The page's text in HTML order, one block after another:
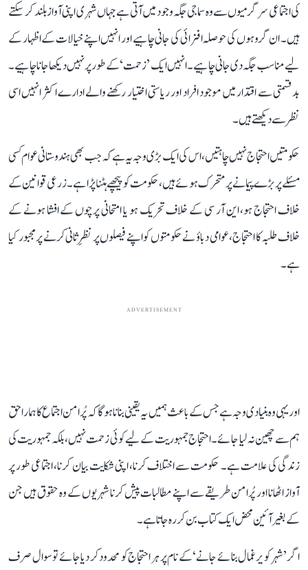
کی اجتماعی سرگرمیوں سے وہ سماجی جگہ وجود میں آتی ہے جہاں شہری اپنی آواز بلند کر سکتے
ہیں۔ ان گروہوں کی حوصلہ افزائی کی جانی چاہیے اور انہیں اپنے خیالات کے اظہار کے
لیے مناسب جگہ دی جانی چاہیے۔ انہیں ایک ’زحمت‘ کے طور پر نہیں دیکھا جانا چاہیے۔
بدقسمتی سے اقتدار میں موجود افراد اور ریاستی اختیار رکھنے والے ادارے اکثر انہیں اسی
نظر سے دیکھتے ہیں۔
حکومتیں احتجاج نہیں چاہتیں، اس کی ایک بڑی وجہ یہ ہے کہ جب بھی ہندوستانی عوام کسی
مسئلے پر بڑے پیمانے پر متحرک ہوئے ہیں، حکومت کو پیچھے ہٹنا پڑا ہے۔ زرعی قوانین کے
خلاف احتجاج ہو، این آر سی کے خلاف تحریک ہو یا امتحانی پرچوں کے افشا ہونے کے
خلاف طلبہ کا احتجاج، عوامی دباؤ نے حکومتوں کو اپنے فیصلوں پر نظرِ ثانی کرنے پر مجبور کیا
ہے۔
ADVERTISEMENT
اور یہی وہ بنیادی وجہ ہے جس کے باعث ہمیں یہ یقینی بنانا ہوگا کہ پُرامن اجتماع کا ہمارا حق
ہم سے چھین نہ لیا جائے۔ احتجاج جمہوریت کے لیے کوئی زحمت نہیں، بلکہ جمہوریت کی
زندگی کی علامت ہے۔ حکومت سے اختلاف کرنا، اپنی شکایت بیان کرنا، اجتماعی طور پر
آواز اٹھانا اور پُرامن طریقے سے اپنے مطالبات پیش کرنا شہریوں کے وہ حقوق ہیں جن
کے بغیر آئین محض ایک کتاب بن کر رہ جاتا ہے۔
اگر ’شہر کو یرغمال بنائے جانے‘ کے نام پر ہر احتجاج کو محدود کر دیا جائے تو سوال صرف